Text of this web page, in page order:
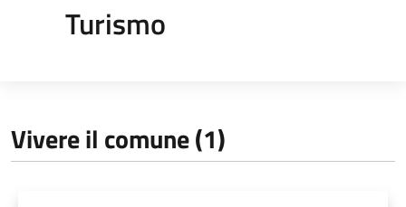
Turismo
Vivere il comune (1)